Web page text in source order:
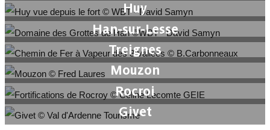
Huy
Han-sur-Lesse
Treignes
Mouzon
Rocroi
Givet